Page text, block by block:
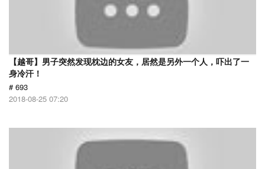
【越哥】男子突然发现枕边的女友，居然是另外一个人，吓出了一
身冷汗！
# 693
2018-08-25 07:20